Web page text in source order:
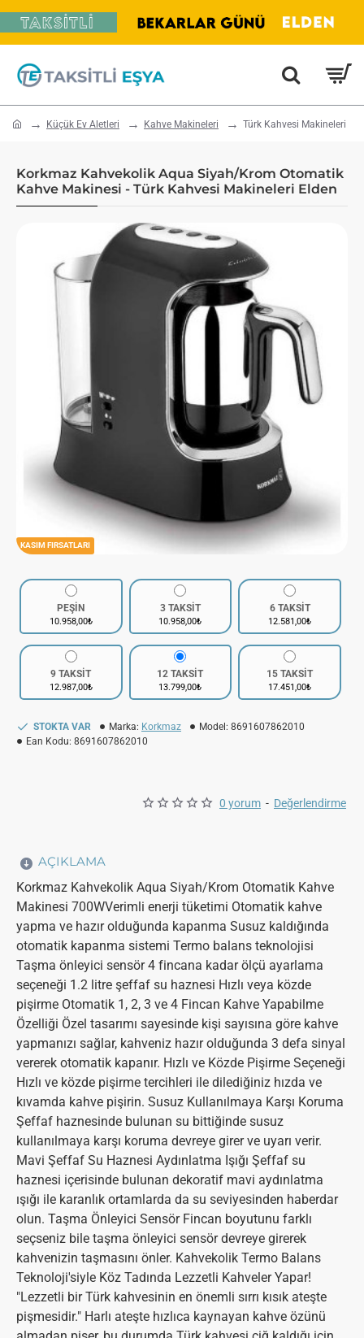
home Küçük Ev Aletleri Kahve Makineleri Türk Kahvesi Makineleri
Korkmaz Kahvekolik Aqua Siyah/Krom Otomatik
Kahve Makinesi - Türk Kahvesi Makineleri Elden
KASIM FIRSATLARI
0 yorum - Değerlendirme
PEŞİN
10.958,00₺
3 TAKSİT
10.958,00₺
6 TAKSİT
12.581,00₺
9 TAKSİT
12.987,00₺
12 TAKSİT
13.799,00₺
15 TAKSİT
17.451,00₺
STOKTA VAR Marka: Korkmaz Model: 8691607862010
Ean Kodu: 8691607862010
AÇIKLAMA
Korkmaz Kahvekolik Aqua Siyah/Krom Otomatik Kahve
Makinesi 700WVerimli enerji tüketimi Otomatik kahve
yapma ve hazır olduğunda kapanma Susuz kaldığında
otomatik kapanma sistemi Termo balans teknolojisi
Taşma önleyici sensör 4 fincana kadar ölçü ayarlama
seçeneği 1.2 litre şeffaf su haznesi Hızlı veya közde
pişirme Otomatik 1, 2, 3 ve 4 Fincan Kahve Yapabilme
Özelliği Özel tasarımı sayesinde kişi sayısına göre kahve
yapmanızı sağlar, kahveniz hazır olduğunda 3 defa sinyal
vererek otomatik kapanır. Hızlı ve Közde Pişirme Seçeneği
Hızlı ve közde pişirme tercihleri ile dilediğiniz hızda ve
kıvamda kahve pişirin. Susuz Kullanılmaya Karşı Koruma
Şeffaf haznesinde bulunan su bittiğinde susuz
kullanılmaya karşı koruma devreye girer ve uyarı verir.
Mavi Şeffaf Su Haznesi Aydınlatma Işığı Şeffaf su
haznesi içerisinde bulunan dekoratif mavi aydınlatma
ışığı ile karanlık ortamlarda da su seviyesinden haberdar
olun. Taşma Önleyici Sensör Fincan boyutunu farklı
seçseniz bile taşma önleyici sensör devreye girerek
kahvenizin taşmasını önler. Kahvekolik Termo Balans
Teknoloji'siyle Köz Tadında Lezzetli Kahveler Yapar!
"Lezzetli bir Türk kahvesinin en önemli sırrı kısık ateşte
pişmesidir." Harlı ateşte hızlıca kaynayan kahve özünü